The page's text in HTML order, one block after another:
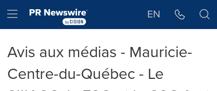
Hamburger menu EN
Avis aux médias - Mauricie-
Centre-du-Québec - Le